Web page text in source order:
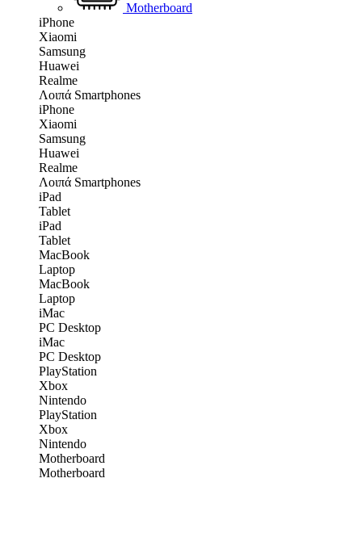
Motherboard
iPhone
Xiaomi
Samsung
Huawei
Realme
Λοιπά Smartphones
iPhone
Xiaomi
Samsung
Huawei
Realme
Λοιπά Smartphones
iPad
Tablet
iPad
Tablet
MacBook
Laptop
MacBook
Laptop
iMac
PC Desktop
iMac
PC Desktop
PlayStation
Xbox
Nintendo
PlayStation
Xbox
Nintendo
Motherboard
Motherboard